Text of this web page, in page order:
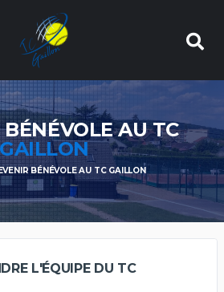
AU TC
GAILLON
BÉNÉVOLE AU TC GAILLON
L'ÉQUIPE DU TC